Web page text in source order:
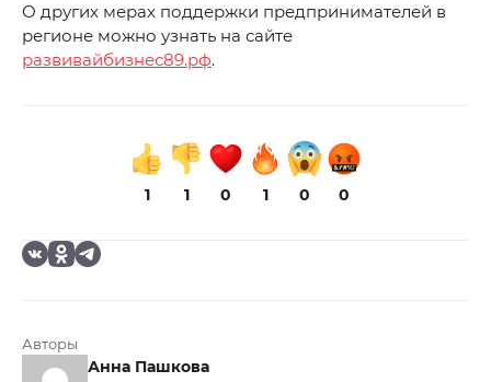
О других мерах поддержки предпринимателей в
регионе можно узнать на сайте
развивайбизнес89.рф.
1 1 0 1 0 0
Авторы
Анна Пашкова